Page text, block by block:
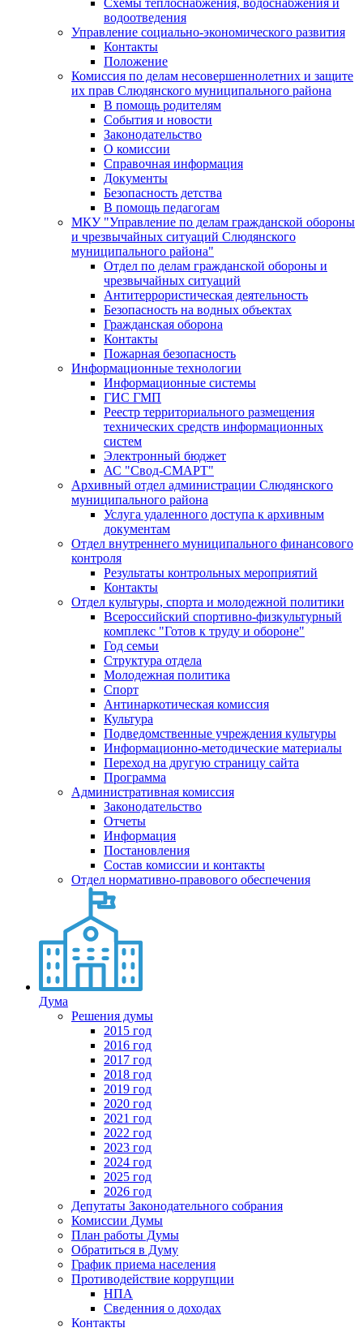
Схемы теплоснабжения, водоснабжения и
водоотведения
Управление социально-экономического развития
Контакты
Положение
Комиссия по делам несовершеннолетних и защите
их прав Слюдянского муниципального района
В помощь родителям
События и новости
Законодательство
О комиссии
Справочная информация
Документы
Безопасность детства
В помощь педагогам
МКУ "Управление по делам гражданской обороны
и чрезвычайных ситуаций Слюдянского
муниципального района"
Отдел по делам гражданской обороны и
чрезвычайных ситуаций
Антитеррористическая деятельность
Безопасность на водных объектах
Гражданская оборона
Контакты
Пожарная безопасность
Информационные технологии
Информационные системы
ГИС ГМП
Реестр территориального размещения
технических средств информационных
систем
Электронный бюджет
АС "Свод-СМАРТ"
Архивный отдел администрации Слюдянского
муниципального района
Услуга удаленного доступа к архивным
документам
Отдел внутреннего муниципального финансового
контроля
Результаты контрольных мероприятий
Контакты
Отдел культуры, спорта и молодежной политики
Всероссийский спортивно-физкультурный
комплекс "Готов к труду и обороне"
Год семьи
Структура отдела
Молодежная политика
Спорт
Антинаркотическая комиссия
Культура
Подведомственные учреждения культуры
Информационно-методические материалы
Переход на другую страницу сайта
Программа
Административная комиссия
Законодательство
Отчеты
Информация
Постановления
Состав комиссии и контакты
Отдел нормативно-правового обеспечения
Дума
Решения думы
2015 год
2016 год
2017 год
2018 год
2019 год
2020 год
2021 год
2022 год
2023 год
2024 год
2025 год
2026 год
Депутаты Законодательного собрания
Комиссии Думы
План работы Думы
Обратиться в Думу
График приема населения
Противодействие коррупции
НПА
Сведенния о доходах
Контакты